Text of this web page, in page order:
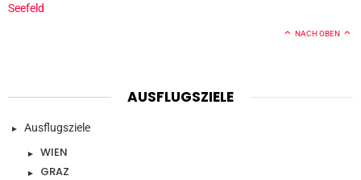
Seefeld
NACH OBEN
AUSFLUGSZIELE
Ausflugsziele
WIEN
GRAZ